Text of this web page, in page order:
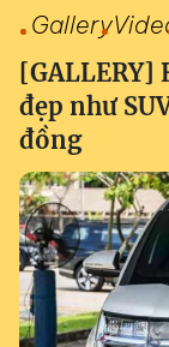
Gallery
[GALLERY]
đẹp như
đồng